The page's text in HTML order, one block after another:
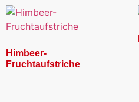
Himbeer-
Fruchtaufstriche